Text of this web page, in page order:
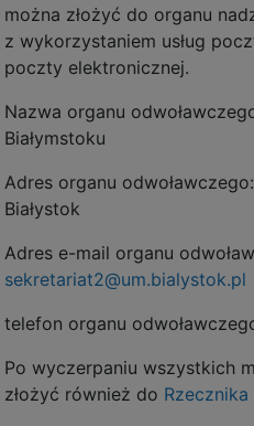
można złożyć do organu
z wykorzystaniem usług
poczty elektronicznej.
Nazwa organu
Białymstoku
Adres organu
Białystok
Adres e-mail organu
sekretariat2@um.bialystok.pl
telefon organu
Po wyczerpaniu wszystkich
złożyć również do